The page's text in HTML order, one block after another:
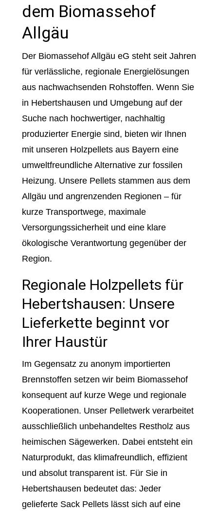
dem Biomassehof
Allgäu
Der Biomassehof Allgäu eG steht seit Jahren
für verlässliche, regionale Energielösungen
aus nachwachsenden Rohstoffen. Wenn Sie
in Hebertshausen und Umgebung auf der
Suche nach hochwertiger, nachhaltig
produzierter Energie sind, bieten wir Ihnen
mit unseren Holzpellets aus Bayern eine
umweltfreundliche Alternative zur fossilen
Heizung. Unsere Pellets stammen aus dem
Allgäu und angrenzenden Regionen – für
kurze Transportwege, maximale
Versorgungssicherheit und eine klare
ökologische Verantwortung gegenüber der
Region.
Regionale Holzpellets für
Hebertshausen: Unsere
Lieferkette beginnt vor
Ihrer Haustür
Im Gegensatz zu anonym importierten
Brennstoffen setzen wir beim Biomassehof
konsequent auf kurze Wege und regionale
Kooperationen. Unser Pelletwerk verarbeitet
ausschließlich unbehandeltes Restholz aus
heimischen Sägewerken. Dabei entsteht ein
Naturprodukt, das klimafreundlich, effizient
und absolut transparent ist. Für Sie in
Hebertshausen bedeutet das: Jeder
gelieferte Sack Pellets lässt sich auf eine